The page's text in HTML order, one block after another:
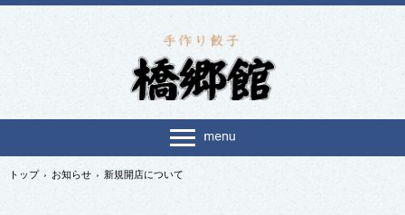
トップ › お知らせ › 新規開店について